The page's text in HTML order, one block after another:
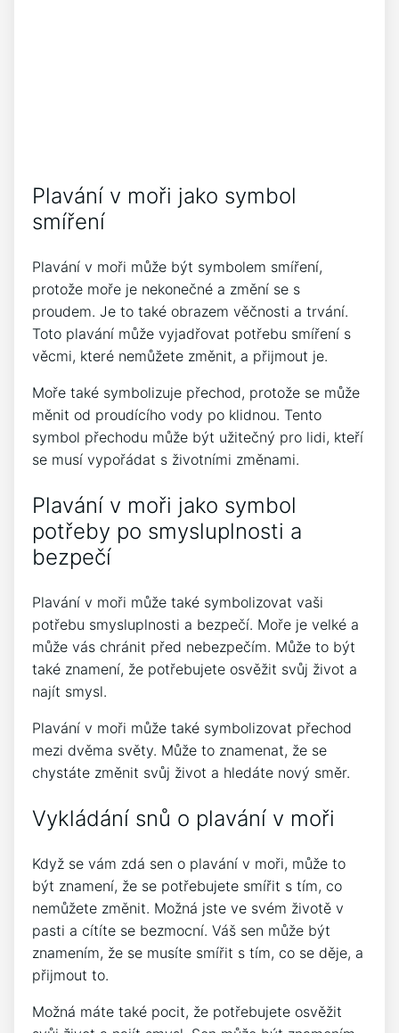
Plavání v moři jako symbol
smíření
Plavání v moři může být symbolem smíření,
protože moře je nekonečné a změní se s
proudem. Je to také obrazem věčnosti a trvání.
Toto plavání může vyjadřovat potřebu smíření s
věcmi, které nemůžete změnit, a přijmout je.
Moře také symbolizuje přechod, protože se může
měnit od proudícího vody po klidnou. Tento
symbol přechodu může být užitečný pro lidi, kteří
se musí vypořádat s životními změnami.
Plavání v moři jako symbol
potřeby po smysluplnosti a
bezpečí
Plavání v moři může také symbolizovat vaši
potřebu smysluplnosti a bezpečí. Moře je velké a
může vás chránit před nebezpečím. Může to být
také znamení, že potřebujete osvěžit svůj život a
najít smysl.
Plavání v moři může také symbolizovat přechod
mezi dvěma světy. Může to znamenat, že se
chystáte změnit svůj život a hledáte nový směr.
Vykládání snů o plavání v moři
Když se vám zdá sen o plavání v moři, může to
být znamení, že se potřebujete smířit s tím, co
nemůžete změnit. Možná jste ve svém životě v
pasti a cítíte se bezmocní. Váš sen může být
znamením, že se musíte smířit s tím, co se děje, a
přijmout to.
Možná máte také pocit, že potřebujete osvěžit